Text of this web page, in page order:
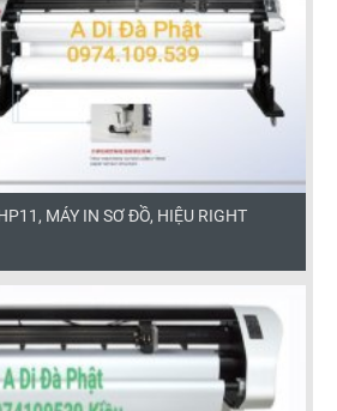
MÁY IN SƠ ĐỒ, HIỆU RIGHT